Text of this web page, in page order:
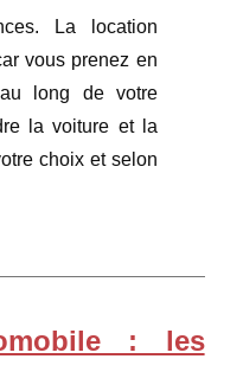
La location
vous prenez en
long de votre
la voiture et la
choix et selon
: les